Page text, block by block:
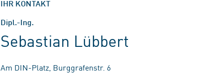
IHR KONTAKT
Dipl.-Ing.
Sebastian Lübbert
Am DIN-Platz, Burggrafenstr. 6